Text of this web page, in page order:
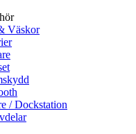
Väskor
/ Dockstation